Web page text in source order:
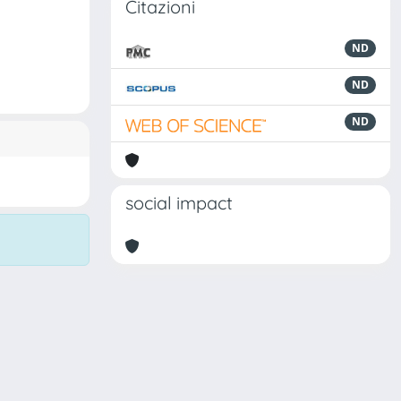
Citazioni
ND
ND
ND
social impact